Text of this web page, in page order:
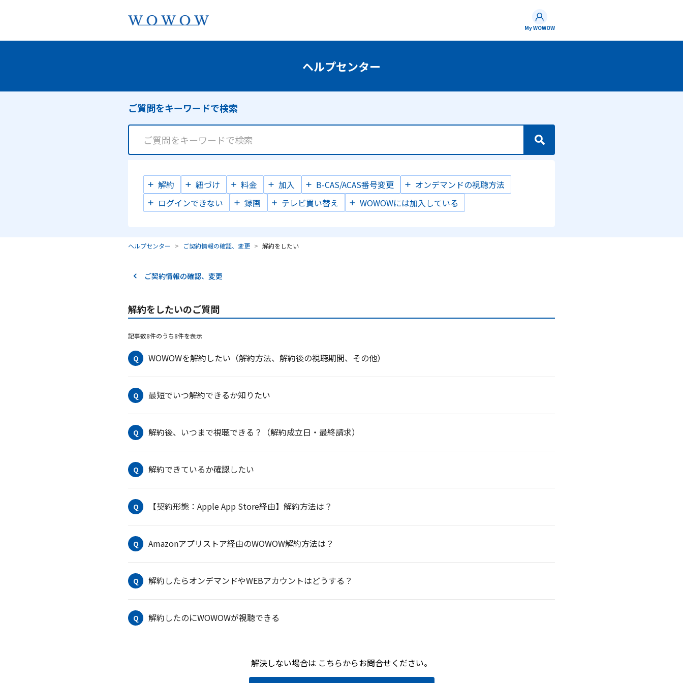
My WOWOW
ご質問をキーワードで検索
解約 紐づけ 料金 加入 B-CAS/ACAS番号変更
オンデマンドの視聴方法
ログインできない
録画 テレビ買い替え WOWOWには加入している
ヘルプセンター ご契約情報の確認、変更 解約をしたい
ご契約情報の確認、変更
解約をしたいのご質問
記事数8件のうち8件を表示
Q WOWOWを解約したい（解約方法、解約後の視聴期間、その他）
Q 最短でいつ解約できるか知りたい
Q 解約後、いつまで視聴できる？（解約成立日・最終請求）
Q 解約できているか確認したい
Q 【契約形態：Apple App Store経由】解約方法は？
Q Amazonアプリストア経由のWOWOW解約方法は？
Q 解約したらオンデマンドやWEBアカウントはどうする？
Q 解約したのにWOWOWが視聴できる